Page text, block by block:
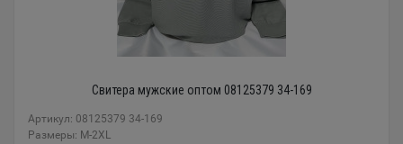
Свитера мужские оптом 08125379 34-169
Артикул: 08125379 34-169
Размеры: М-2XL